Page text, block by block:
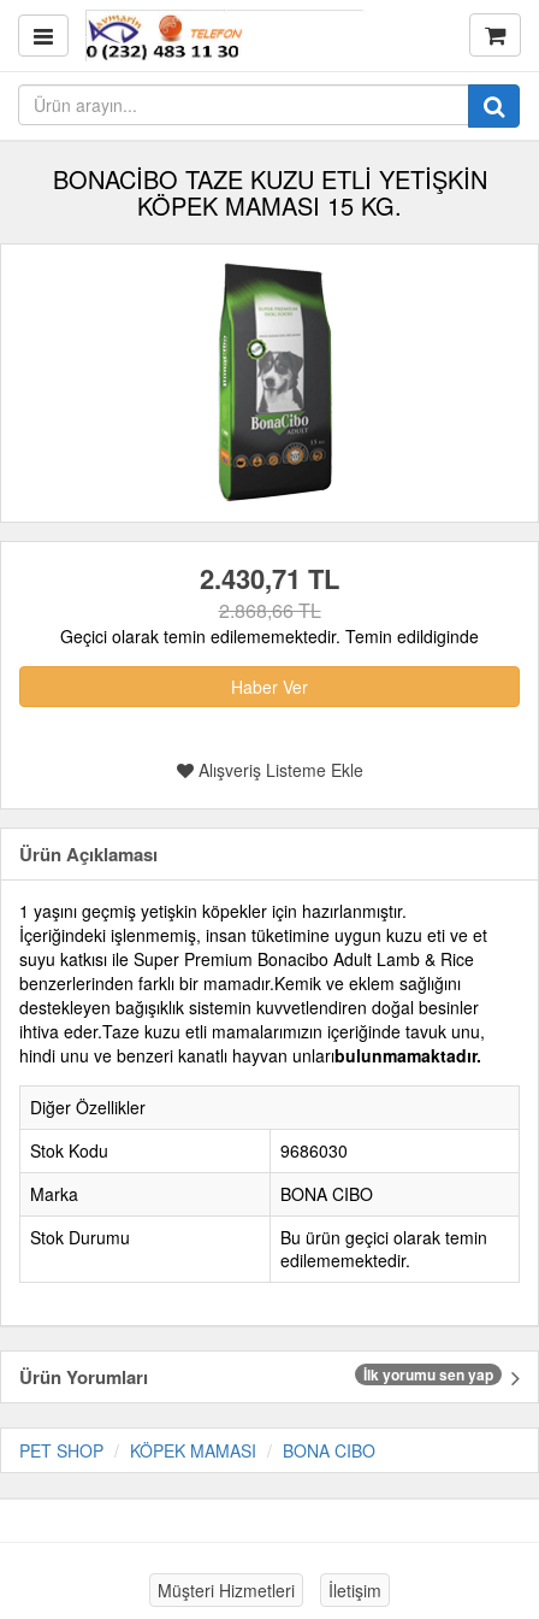
BONACİBO TAZE KUZU ETLİ YETİŞKİN
KÖPEK MAMASI 15 KG.
2.430,71 TL
2.868,66 TL
Geçici olarak temin edilememektedir. Temin edildiginde
Haber Ver
Alışveriş Listeme Ekle
Ürün Açıklaması
1 yaşını geçmiş yetişkin köpekler için hazırlanmıştır.
İçeriğindeki işlenmemiş, insan tüketimine uygun kuzu eti ve et
suyu katkısı ile Super Premium Bonacibo Adult Lamb & Rice
benzerlerinden farklı bir mamadır.Kemik ve eklem sağlığını
destekleyen bağışıklık sistemin kuvvetlendiren doğal besinler
ihtiva eder.Taze kuzu etli mamalarımızın içeriğinde tavuk unu,
hindi unu ve benzeri kanatlı hayvan unlarıbulunmamaktadır.
Diğer Özellikler
Stok Kodu
9686030
Marka
BONA CIBO
Stok Durumu
Bu ürün geçici olarak temin
edilememektedir.
Ürün Yorumları İlk yorumu sen yap
PET SHOP KÖPEK MAMASI BONA CIBO
Müşteri Hizmetleri İletişim